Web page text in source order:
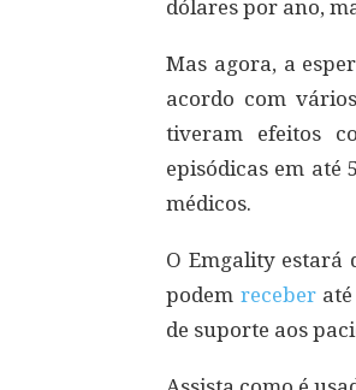
dólares por ano,
Mas agora, a
acordo com
tiveram efeitos
episódicas em até
médicos.
O Emgality estará
podem receberaté
de suporte aos